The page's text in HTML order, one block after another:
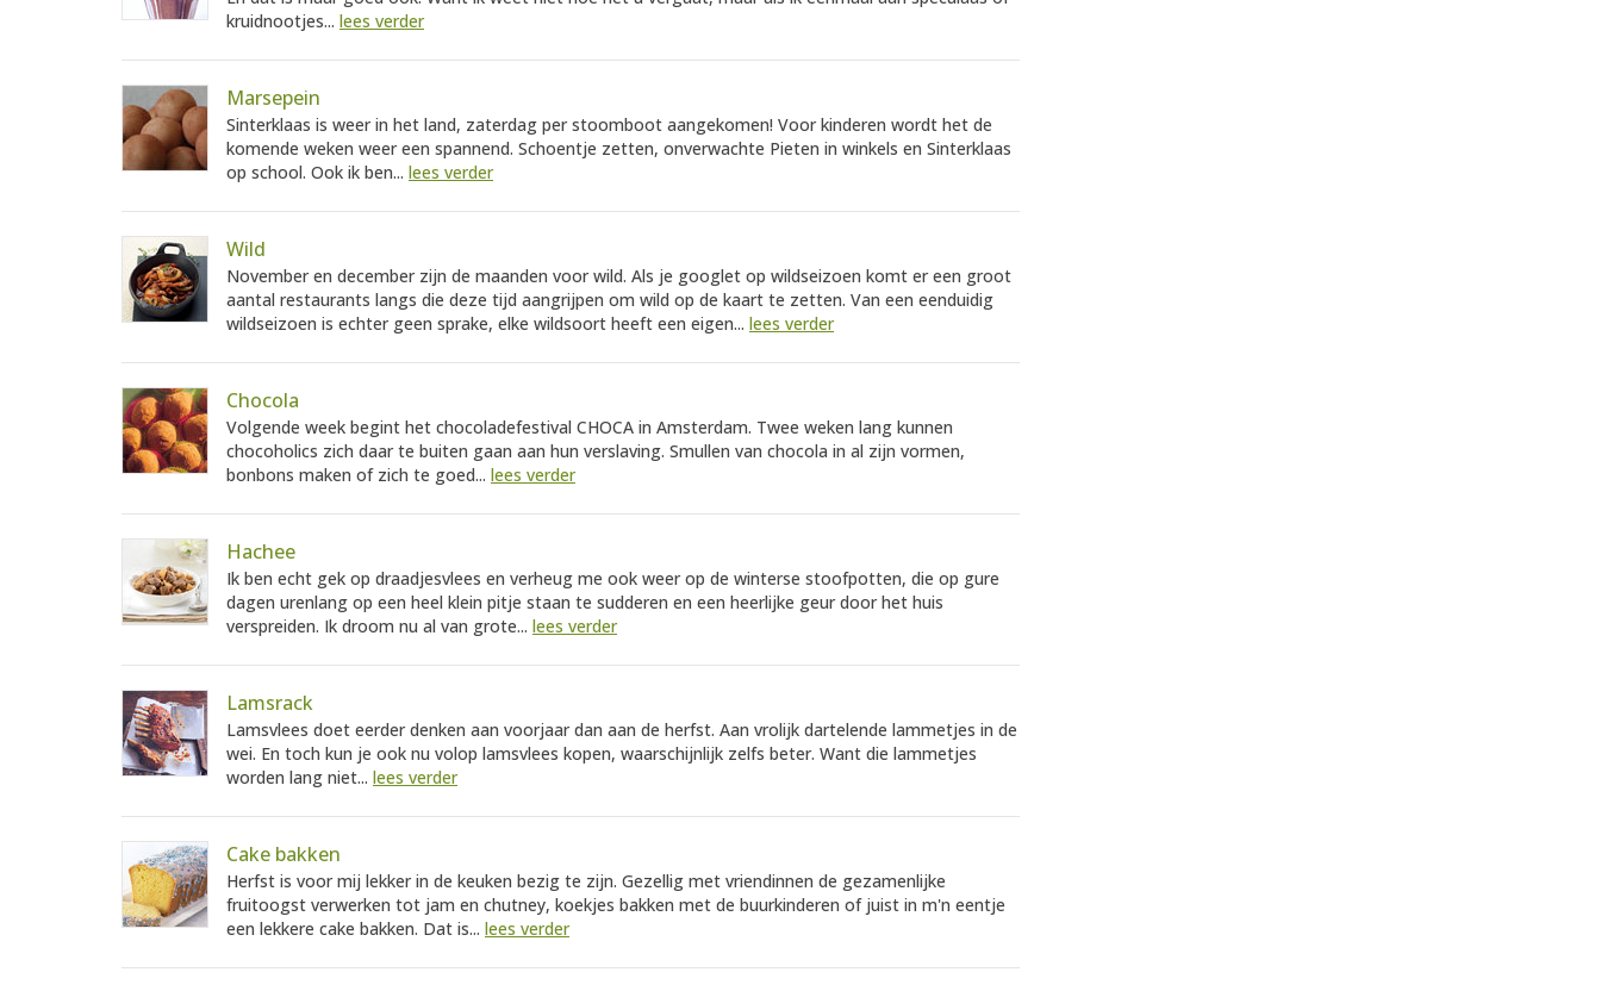
kruidnootjes... lees verder
Marsepein
Sinterklaas is weer in het land, zaterdag per stoomboot aangekomen! Voor kinderen wordt het de
komende weken weer een spannend. Schoentje zetten, onverwachte Pieten in winkels en Sinterklaas
op school. Ook ik ben... lees verder
Wild
November en december zijn de maanden voor wild. Als je googlet op wildseizoen komt er een groot
aantal restaurants langs die deze tijd aangrijpen om wild op de kaart te zetten. Van een eenduidig
wildseizoen is echter geen sprake, elke wildsoort heeft een eigen... lees verder
Chocola
Volgende week begint het chocoladefestival CHOCA in Amsterdam. Twee weken lang kunnen
chocoholics zich daar te buiten gaan aan hun verslaving. Smullen van chocola in al zijn vormen,
bonbons maken of zich te goed... lees verder
Hachee
Ik ben echt gek op draadjesvlees en verheug me ook weer op de winterse stoofpotten, die op gure
dagen urenlang op een heel klein pitje staan te sudderen en een heerlijke geur door het huis
verspreiden. Ik droom nu al van grote... lees verder
Lamsrack
Lamsvlees doet eerder denken aan voorjaar dan aan de herfst. Aan vrolijk dartelende lammetjes in de
wei. En toch kun je ook nu volop lamsvlees kopen, waarschijnlijk zelfs beter. Want die lammetjes
worden lang niet... lees verder
Cake bakken
Herfst is voor mij lekker in de keuken bezig te zijn. Gezellig met vriendinnen de gezamenlijke
fruitoogst verwerken tot jam en chutney, koekjes bakken met de buurkinderen of juist in m'n eentje
een lekkere cake bakken. Dat is... lees verder